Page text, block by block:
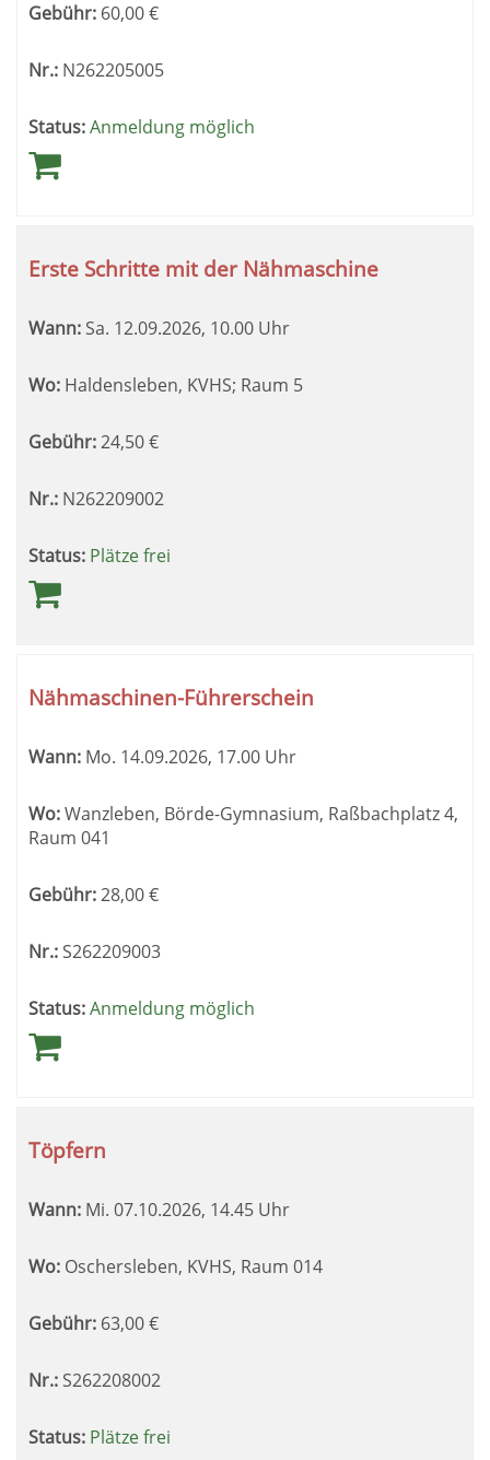
Gebühr: 60,00€
Nr.: N262205005
Status:Anmeldung möglich
Erste Schritte mit der Nähmaschine
Wann: Sa. 12.09.2026, 10.00 Uhr
Wo: Haldensleben, KVHS; Raum 5
Gebühr:24,50€
Nr.: N262209002
Status: Plätze frei
Nähmaschinen-Führerschein
Wann: Mo. 14.09.2026, 17.00 Uhr
Wo:Wanzleben, Börde-Gymnasium, Raßbachplatz 4,
Raum 041
Gebühr:28,00€
Nr.:S262209003
Status:Anmeldung möglich
Töpfern
Wann: Mi. 07.10.2026, 14.45 Uhr
Wo: Oschersleben, KVHS, Raum 014
Gebühr: 63,00€
Nr.: S262208002
Status: Plätze frei